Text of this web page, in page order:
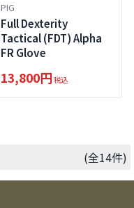
PIG
Full Dexterity
Tactical (FDT) Alpha
FR Glove
13,800円税込
(全14件)